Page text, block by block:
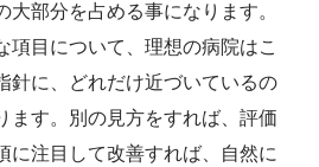
大部分を占める事になります。
項目について、理想の病院はこ
針に、どれだけ近づいているの
ます。別の見方をすれば、評価
に注目して改善すれば、自然に